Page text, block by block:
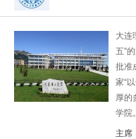
大连
五”
批准
家“
厚的
学院。
主席